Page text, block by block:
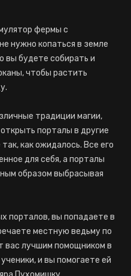
фермы с
нужно копаться в земле
вы будете собирать и
чтобы растить
традиции магии,
порталы в другие
как ожидалось. Все его
для себя, а порталы
образом выбрасывая
порталов, вы попадаете в
местную ведьму по
вас лучшим помощником в
и вы помогаете ей